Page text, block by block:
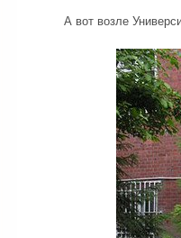
А вот возле